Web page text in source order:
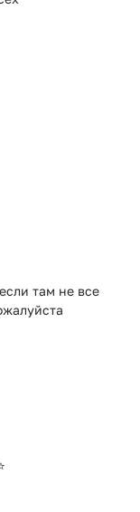
там не все